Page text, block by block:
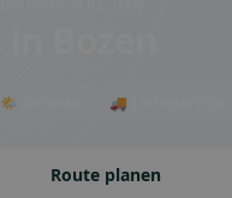
🌤 Terrasse 🚚 Lieferservice
Route planen